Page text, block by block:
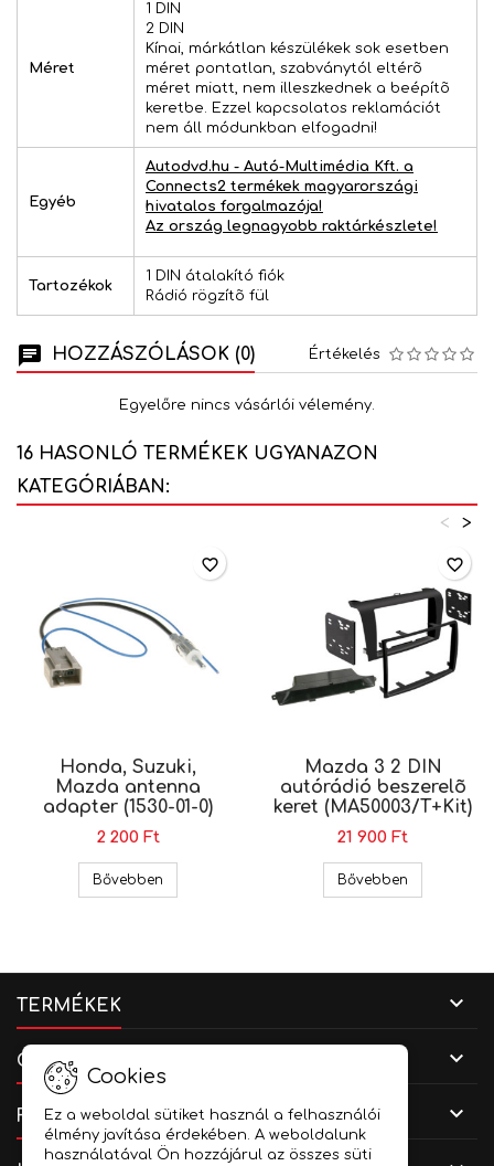
Méret
1 DIN
2 DIN
Kínai, márkátlan készülékek sok esetben
méret pontatlan, szabványtól eltérõ
méret miatt, nem illeszkednek a beépítõ
keretbe. Ezzel kapcsolatos reklamációt
nem áll módunkban elfogadni!
Egyéb
Autodvd.hu - Autó-Multimédia Kft. a
Connects2 termékek magyarországi
hivatalos forgalmazója!
Az ország legnagyobb raktárkészlete!
Tartozékok
1 DIN átalakító fiók
Rádió rögzítõ fül
HOZZÁSZÓLÁSOK (0) Értékelés
Egyelőre nincs vásárlói vélemény.
16 HASONLÓ TERMÉKEK UGYANAZON
KATEGÓRIÁBAN:
>
<
Honda, Suzuki,
Mazda antenna
adapter (1530-01-0)
2 200 Ft
Bővebben Honda, Suzuki, Mazda antenna adapter (1530-
favorite_border
Mazda 3 2 DIN
autórádió beszerelõ
keret (MA50003/T+Kit)
21 900 Ft
Bővebben
favorite_border
TERMÉKEK 
CÉGADATOK 
FIÓKOD 
Cookies
Ez a weboldal sütiket használ a felhasználói
élmény javítása érdekében. A weboldalunk
használatával Ön hozzájárul az összes süti